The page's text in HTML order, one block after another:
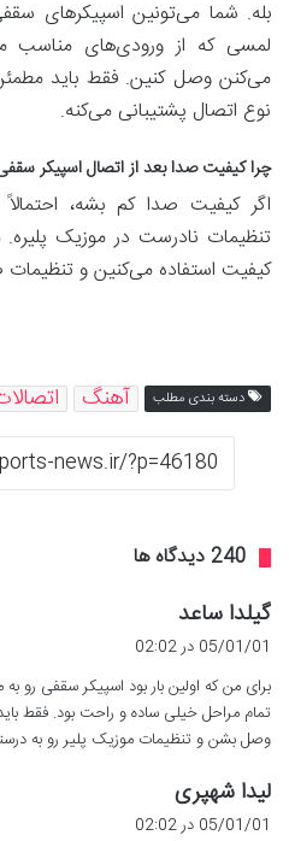
بله. شما می‌تونین اسپیکرهای
لمسی که از ورودی‌های مناسب
می‌کنن وصل کنین. فقط باید
نوع اتصال پشتیبانی می‌کنه.
چرا کیفیت صدا بعد از اتصال اسپیکر
اگر کیفیت صدا کم بشه،
تنظیمات نادرست در موزیک
کیفیت استفاده می‌کنین و
دسته بندی مطلب آهنگ
‫240 دیدگاه ها
گیلدا ساعد
ف
:
05/01/01 در 02:02
برای من که اولین بار بود اسپیکر سقفی رو
تمام مراحل خیلی ساده و راحت بود. فقط
وصل بشن و تنظیمات موزیک پلیر رو به
لیدا شهپری
ف
05/01/01 در 02:02